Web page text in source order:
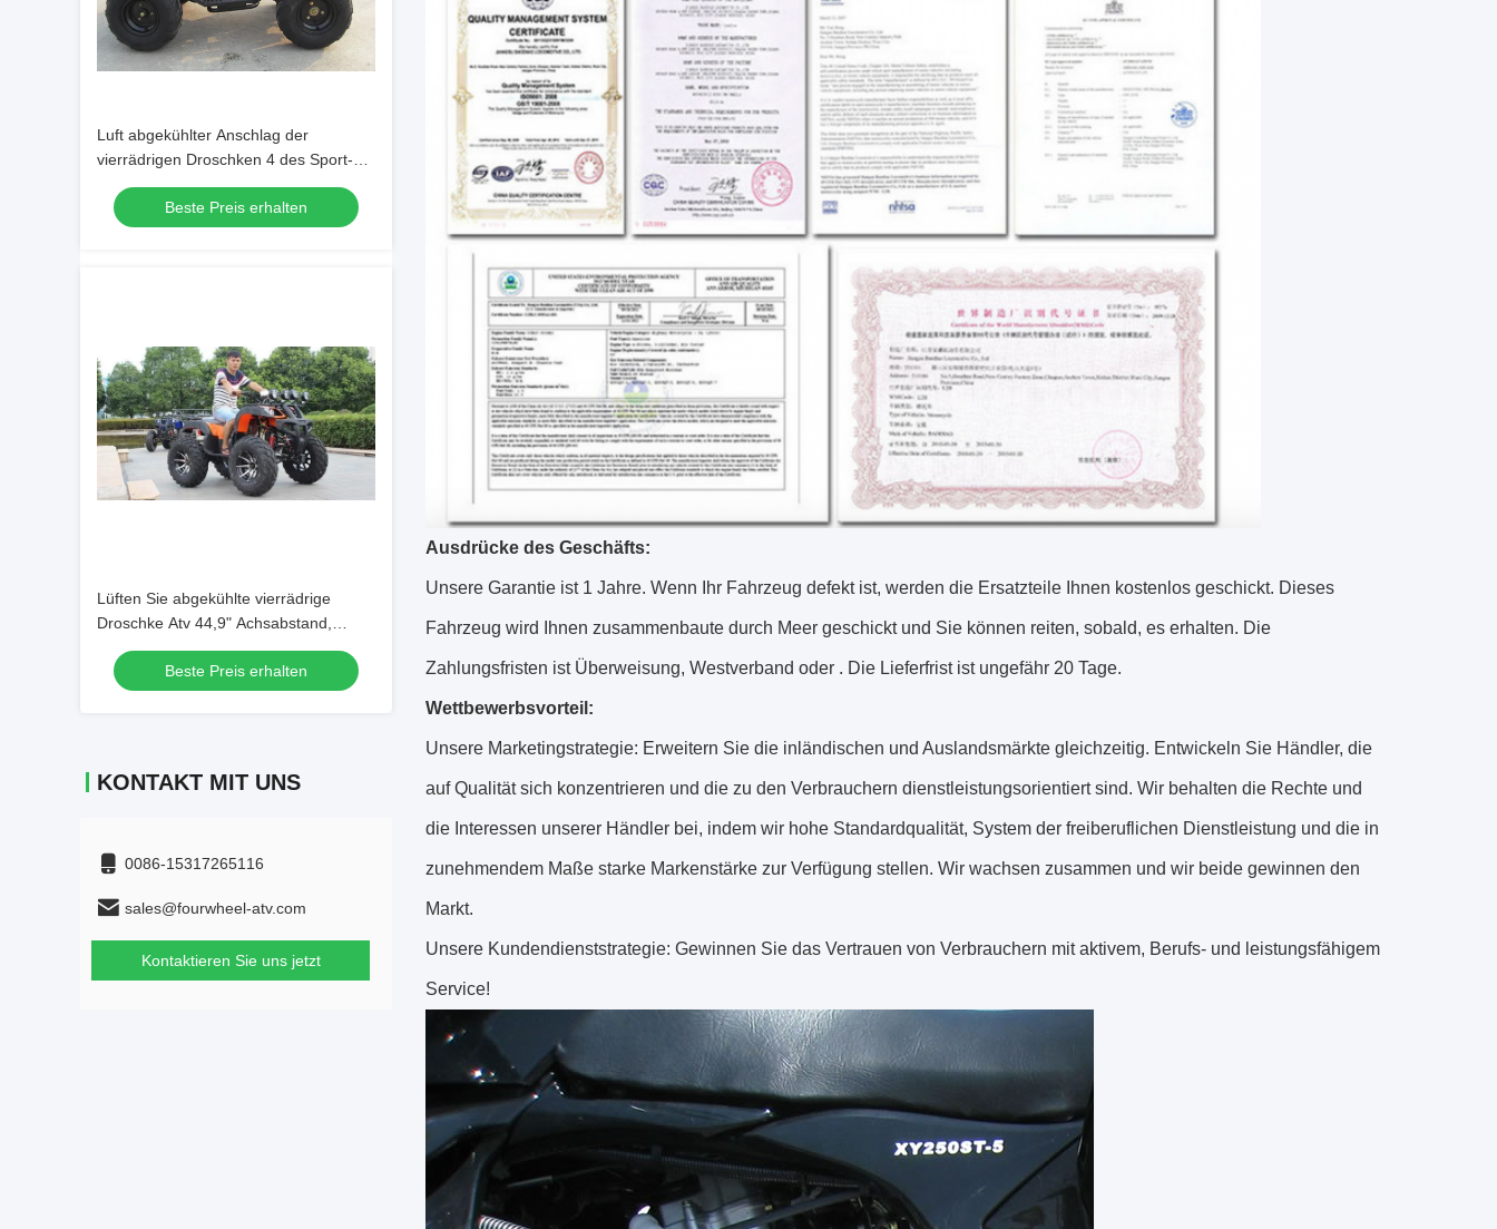
Luft abgekühlter Anschlag der
vierrädrigen Droschken 4 des Sport-
125CC mit einzylindrigem
Beste Preis erhalten
Lüften Sie abgekühlte vierrädrige
Droschke Atv 44,9" Achsabstand,
Viererkabel des Geschäftemacher-
150cc 4 für Erwachsene
Beste Preis erhalten
KONTAKT MIT UNS
0086-15317265116
sales@fourwheel-atv.com
Kontaktieren Sie uns jetzt
Ausdrücke des Geschäfts:
Unsere Garantie ist 1 Jahre. Wenn Ihr Fahrzeug defekt ist, werden die Ersatzteile Ihnen kostenlos geschickt. Dieses
Fahrzeug wird Ihnen zusammenbaute durch Meer geschickt und Sie können reiten, sobald, es erhalten. Die
Zahlungsfristen ist Überweisung, Westverband oder . Die Lieferfrist ist ungefähr 20 Tage.
Wettbewerbsvorteil:
Unsere Marketingstrategie: Erweitern Sie die inländischen und Auslandsmärkte gleichzeitig. Entwickeln Sie Händler, die
auf Qualität sich konzentrieren und die zu den Verbrauchern dienstleistungsorientiert sind. Wir behalten die Rechte und
die Interessen unserer Händler bei, indem wir hohe Standardqualität, System der freiberuflichen Dienstleistung und die in
zunehmendem Maße starke Markenstärke zur Verfügung stellen. Wir wachsen zusammen und wir beide gewinnen den
Markt.
Unsere Kundendienststrategie: Gewinnen Sie das Vertrauen von Verbrauchern mit aktivem, Berufs- und leistungsfähigem
Service!